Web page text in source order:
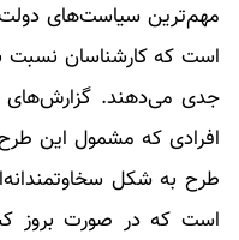
مهم‌ترین سیاست‌های
است که کارشناسان
جدی می‌دهند. گزارش‌های
افرادی که مشمول این
طرح به شکل
است که در صورت بروز